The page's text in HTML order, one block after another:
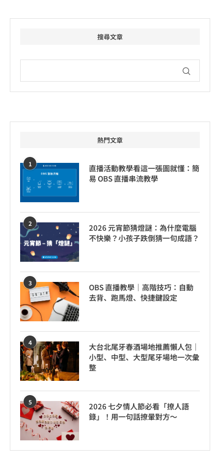
搜尋文章
熱門文章
1
直播活動教學看這一張圖就懂：簡
易 OBS 直播串流教學
2
2026 元宵節猜燈謎：為什麼電腦
不快樂？小孩子跌倒猜一句成語？
3
OBS 直播教學｜高階技巧：自動
去背、跑馬燈、快捷鍵設定
4
大台北尾牙春酒場地推薦懶人包｜
小型、中型、大型尾牙場地一次彙
整
5
2026 七夕情人節必看「撩人語
錄」！用一句話撩暈對方～